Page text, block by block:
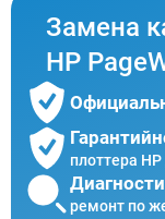
Замена
HP
плоттера
ремонт по